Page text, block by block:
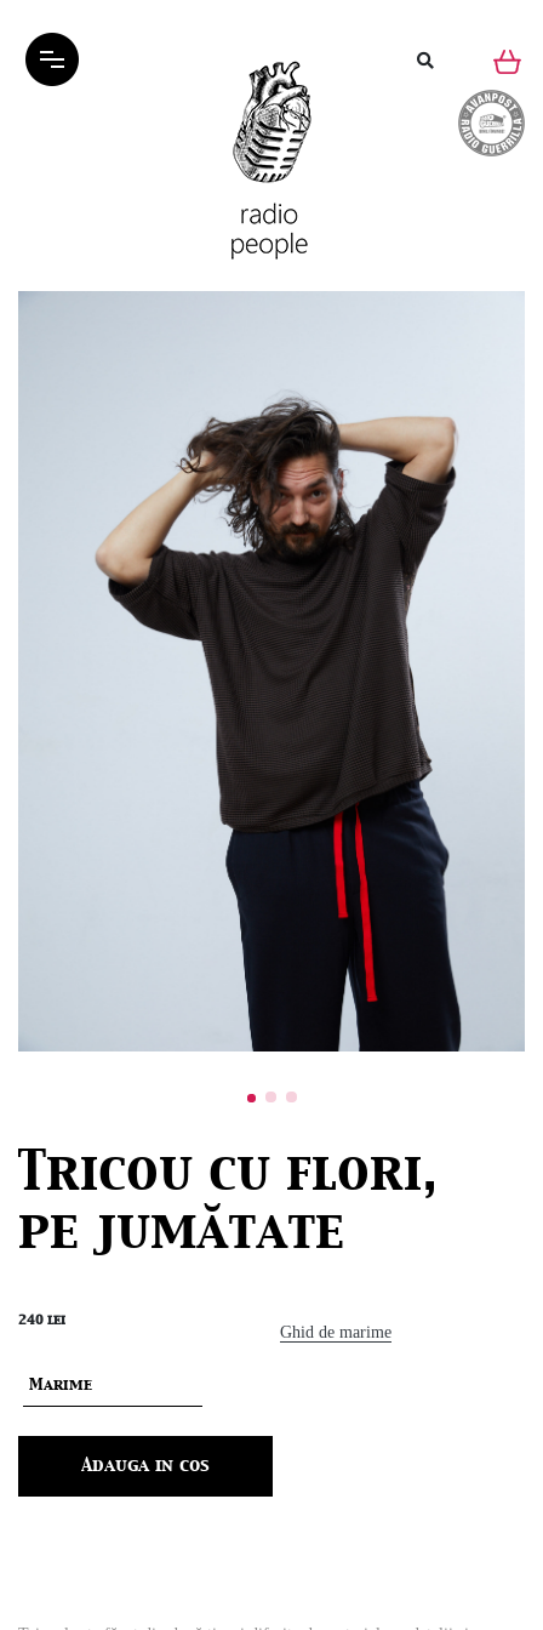
Tricou cu flori,
pe jumătate
240 lei
Ghid de marime
Adauga in cos